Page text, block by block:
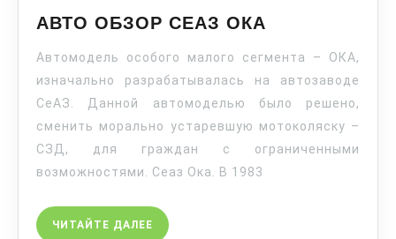
АВТО ОБЗОР СЕАЗ ОКА
Автомодель особого малого сегмента – ОКА,
изначально разрабатывалась на автозаводе
СеАЗ. Данной автомоделью было решено,
сменить морально устаревшую мотоколяску –
СЗД, для граждан с ограниченными
возможностями. Сеаз Ока. В 1983
ЧИТАЙТЕ ДАЛЕЕ